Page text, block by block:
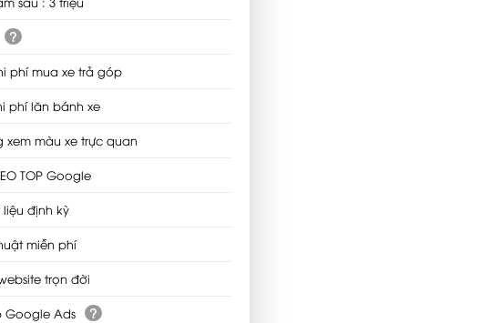
?
phí mua xe trả góp
phí lăn bánh xe
xem màu xe trực quan
TOP Google
định kỳ
miễn phí
trọn đời
Google Ads ?